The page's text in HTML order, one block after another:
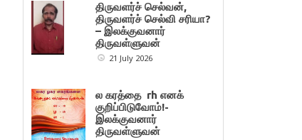
திருவளர்ச் செல்வன்,
திருவளர்ச் செல்வி சரியா?
– இலக்குவனார்
திருவள்ளுவன்
21 July 2026
ல கரத்தை rh எனக்
குறிப்பிடுவோம்!-
இலக்குவனார்
திருவள்ளுவன்